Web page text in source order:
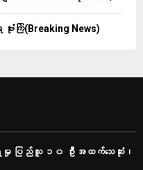
းကြဲ(Breaking News)
ခံရမှု ပြည်သူ ၁၀ ဦးအထက်သေဆုံး၊